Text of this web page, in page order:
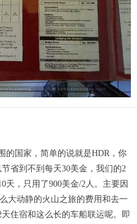
的国家，简单的说就是HDR，你
省到不到每天30美金，我们的2
天，只用了900美金/2人。主要因
大动静的火山之旅的费用和去一
住宿和这么长的车船联运呢。即